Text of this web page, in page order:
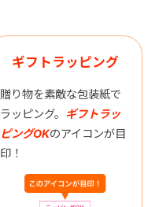
ギフトラッピング
贈り物を素敵な包装紙で
ラッピング。 ギフトラッ
ピングOKのアイコンが目
印！